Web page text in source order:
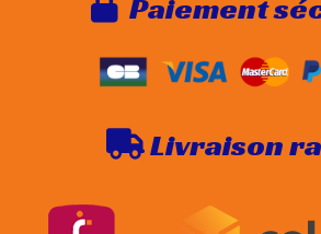
Paiement
Livraison